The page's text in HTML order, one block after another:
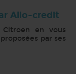
Allo-credit
en vous
proposées par ses